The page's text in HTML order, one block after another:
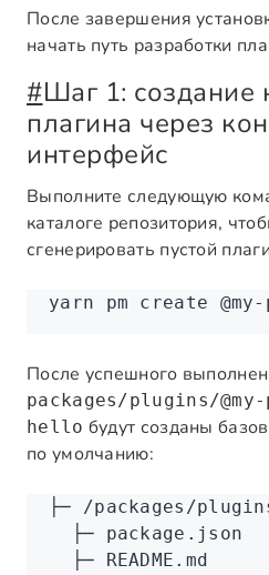
После завершения
начать путь разработки
#Шаг 1: создание
плагина через
интерфейс
Выполните следующую
каталоге репозитория,
сгенерировать пустой
yarn pm create
После успешного
packages/plugins/
hello будут созданы
по умолчанию:
├─ /packages/
  ├─
package.json
  ├─
README.md